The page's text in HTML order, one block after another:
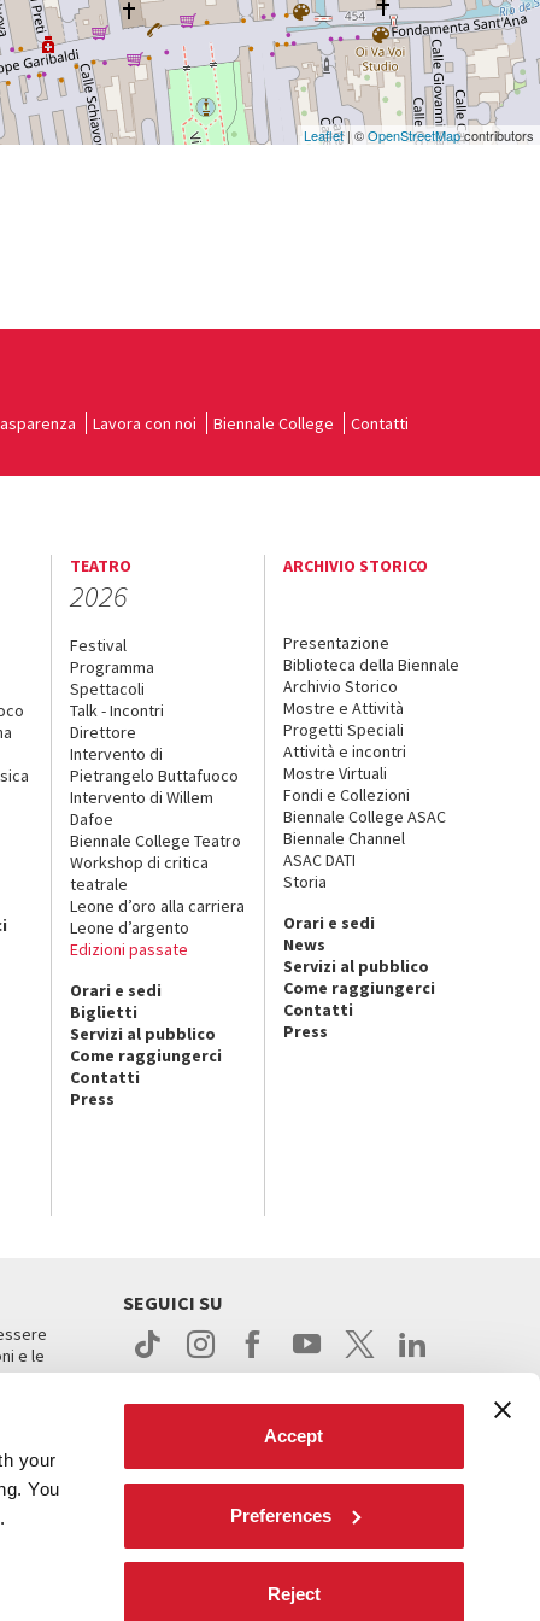
your
You
Accept
Preferences
Reject
Leaflet| ©OpenStreetMapcontributors
Lavora con noi Biennale College Contatti
TEATRO
2026
Festival
Programma
Spettacoli
Talk - Incontri
Direttore
Intervento di
Pietrangelo Buttafuoco
Intervento di Willem
Dafoe
Biennale College Teatro
Workshop di critica
teatrale
Leone d’oro alla carriera
Leone d’argento
Edizioni passate
Orari e sedi
Biglietti
Servizi al pubblico
Come raggiungerci
Contatti
Press
ARCHIVIO STORICO
Presentazione
Biblioteca della Biennale
Archivio Storico
Mostre e Attività
Progetti Speciali
Attività e incontri
Mostre Virtuali
Fondi e Collezioni
Biennale College ASAC
Biennale Channel
ASAC DATI
Storia
Orari e sedi
News
Servizi al pubblico
Come raggiungerci
Contatti
Press
e le
SEGUICI SU